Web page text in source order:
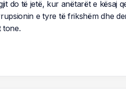
do të jetë, kur anëtarët e kësaj
e tyre të frikshëm dhe
tone.